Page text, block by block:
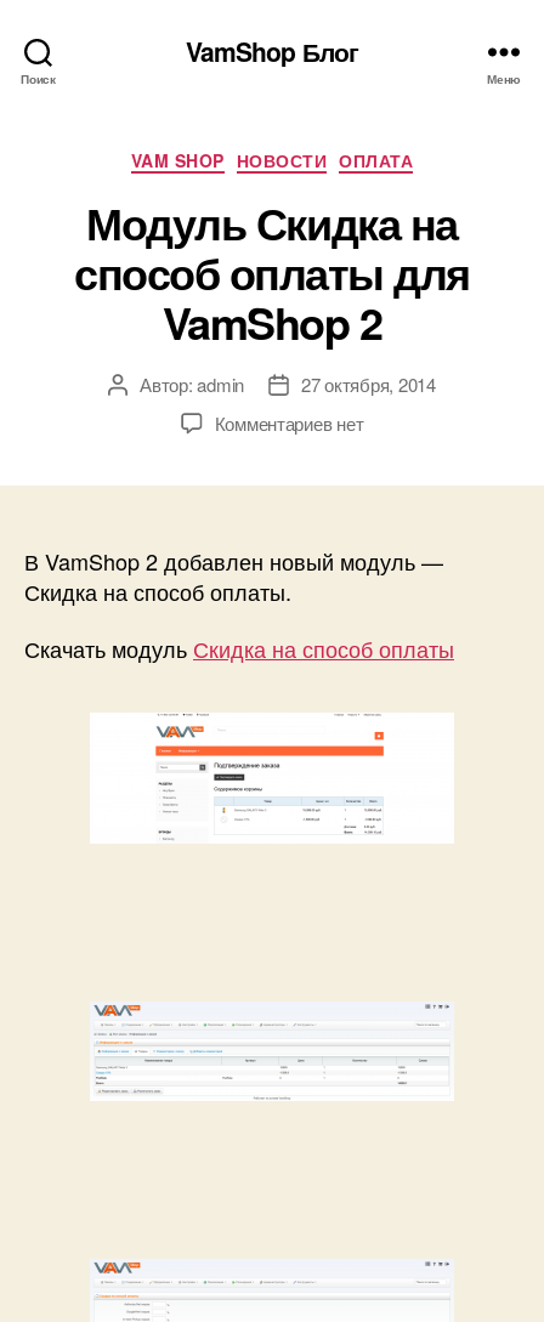
Поиск
VamShop Блог
Меню
Рубрики
VAM SHOP НОВОСТИ ОПЛАТА
Модуль Скидка на
способ оплаты для
VamShop 2
АвторАвтор:admin
Дата27 октября, 2014
Комментариевк
способ
оплаты
2
нет
В VamShop 2 добавлен новый модуль —
Скидка на способ оплаты.
Скачать модуль Скидка на способ оплаты